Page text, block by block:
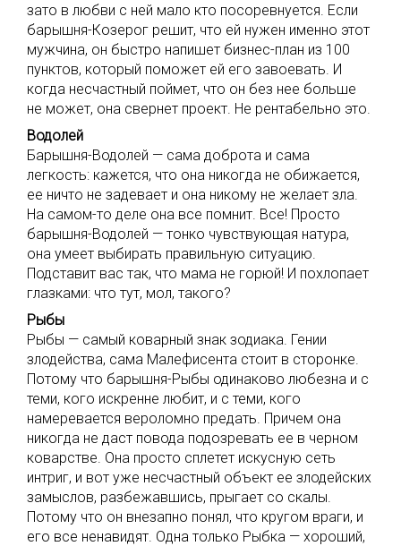
зато в любви с ней мало кто посоревнуется. Если
барышня-Козерог решит, что ей нужен именно этот
мужчина, он быстро напишет бизнес-план из 100
пунктов, который поможет ей его завоевать. И
когда несчастный поймет, что он без нее больше
не может, она свернет проект. Не рентабельно это.
Водолей
Барышня-Водолей — сама доброта и сама
легкость: кажется, что она никогда не обижается,
ее ничто не задевает и она никому не желает зла.
На самом-то деле она все помнит. Все! Просто
барышня-Водолей — тонко чувствующая натура,
она умеет выбирать правильную ситуацию.
Подставит вас так, что мама не горюй! И похлопает
глазками: что тут, мол, такого?
Рыбы
Рыбы — самый коварный знак зодиака. Гении
злодейства, сама Малефисента стоит в сторонке.
Потому что барышня-Рыбы одинаково любезна и с
теми, кого искренне любит, и с теми, кого
намеревается вероломно предать. Причем она
никогда не даст повода подозревать ее в черном
коварстве. Она просто сплетет искусную сеть
интриг, и вот уже несчастный объект ее злодейских
замыслов, разбежавшись, прыгает со скалы.
Потому что он внезапно понял, что кругом враги, и
его все ненавидят. Одна только Рыбка — хороший,